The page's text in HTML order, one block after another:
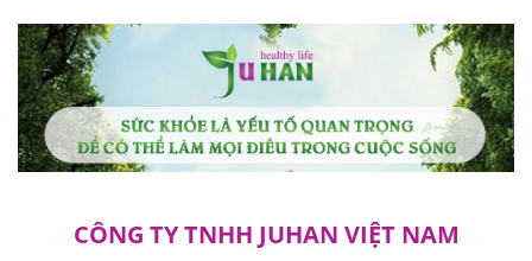
CÔNG TY TNHH JUHAN VIỆT NAM